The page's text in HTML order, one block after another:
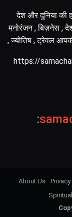
देश और दुनिया की
मनोरंजन , बिज़नेस , देश
, ज्योतिष , ट्रेवल
https://
:
About Us